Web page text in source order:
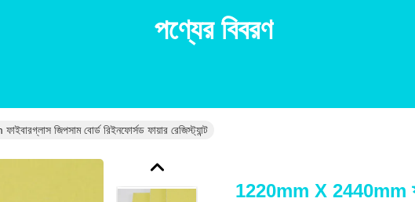
পণ্যের বিবরণ
জিপসাম বোর্ড রিইনফোর্সড ফায়ার রেজিস্ট্যান্ট
1220mm X 2440mm